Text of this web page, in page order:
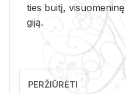
ties bui­tį,
gi­ją.
PERŽIŪRĖTI